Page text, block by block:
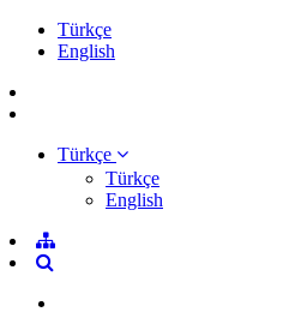
Türkçe
English
Türkçe
Türkçe
English